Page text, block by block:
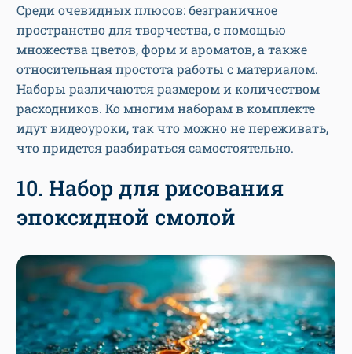
Среди очевидных плюсов: безграничное
пространство для творчества, с помощью
множества цветов, форм и ароматов, а также
относительная простота работы с материалом.
Наборы различаются размером и количеством
расходников. Ко многим наборам в комплекте
идут видеоуроки, так что можно не переживать,
что придется разбираться самостоятельно.
10. Набор для рисования
эпоксидной смолой